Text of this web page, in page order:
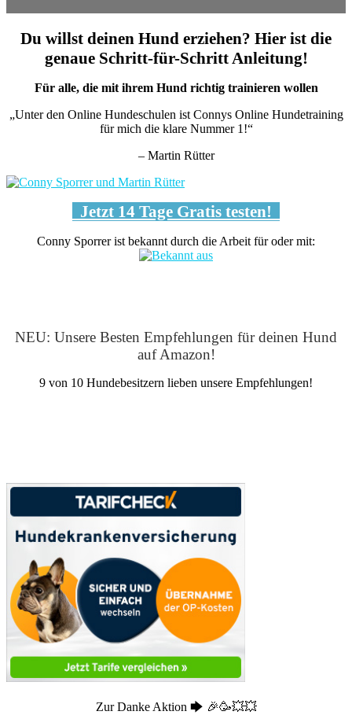
Du willst deinen Hund erziehen? Hier ist die
genaue Schritt-für-Schritt Anleitung!
Für alle, die mit ihrem Hund richtig trainieren wollen
„Unter den Online Hundeschulen ist Connys Online Hundetraining
für mich die klare Nummer 1!“
– Martin Rütter
Jetzt 14 Tage Gratis testen!
Conny Sporrer ist bekannt durch die Arbeit für oder mit:
NEU: Unsere Besten Empfehlungen für deinen Hund
auf Amazon!
9 von 10 Hundebesitzern lieben unsere Empfehlungen!
Zur Danke Aktion 🡆 🎉🥳💥💥